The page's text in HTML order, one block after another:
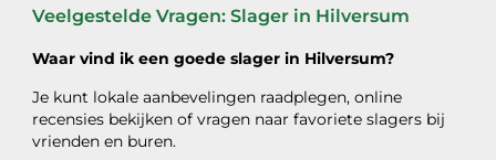
Veelgestelde Vragen: Slager in Hilversum
Waar vind ik een goede slager in Hilversum?
Je kunt lokale aanbevelingen raadplegen, online
recensies bekijken of vragen naar favoriete slagers bij
vrienden en buren.